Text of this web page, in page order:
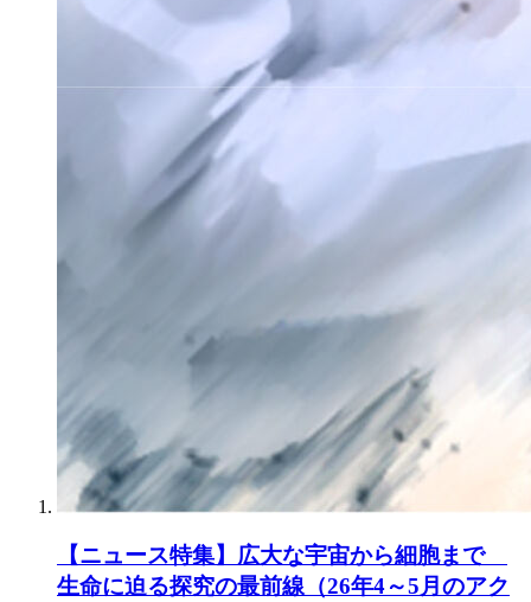
【ニュース特集】広大な宇宙から細胞まで
生命に迫る探究の最前線（26年4～5月のアク